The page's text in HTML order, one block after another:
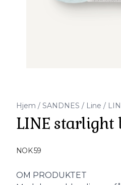
Hjem / SANDNES / Line /
LINE starlight
NOK 59
Description
OM PRODUKTET